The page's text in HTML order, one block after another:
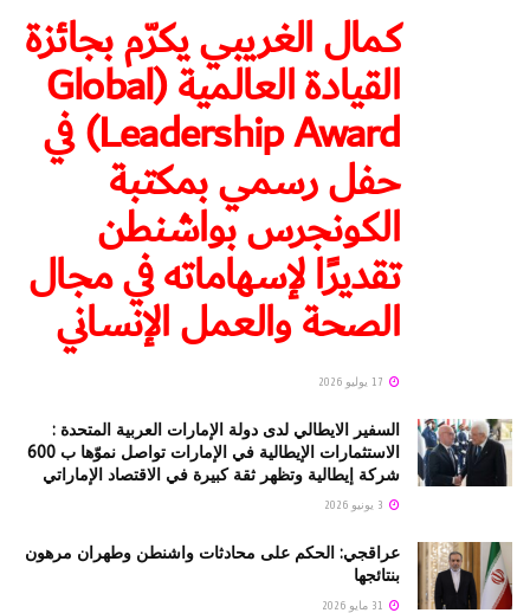
كمال الغريبي يكرّم بجائزة
القيادة العالمية (Global
Leadership Award) في
حفل رسمي بمكتبة
الكونجرس بواشنطن
تقديرًا لإسهاماته في مجال
الصحة والعمل الإنساني
السفير الايطالي لدى دولة الإمارات العربية المتحدة :
الاستثمارات الإيطالية في الإمارات تواصل نموّها ب 600
شركة إيطالية وتظهر ثقة كبيرة في الاقتصاد الإماراتي
عراقجي: الحكم على محادثات واشنطن وطهران مرهون
بنتائجها